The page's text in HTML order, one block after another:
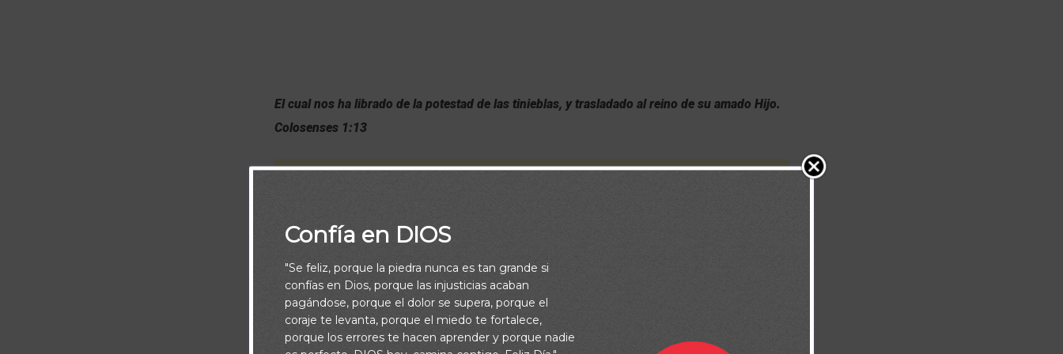
El cual nos ha librado de la potestad de las tinieblas, y trasladado al reino de su amado Hijo.
Colosenses 1:13
Confía en DIOS
"Se feliz, porque la piedra nunca es tan grande si
confías en Dios, porque las injusticias acaban
pagándose, porque el dolor se supera, porque el
coraje te levanta, porque el miedo te fortalece,
porque los errores te hacen aprender y porque nadie